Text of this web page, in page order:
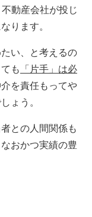
動産会社が投じ
ります。
い、と考えるの
も 「片手」は必
を責任もってや
ょう。
との人間関係も
おかつ実績の豊